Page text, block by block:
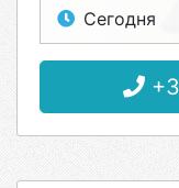
Сегодня